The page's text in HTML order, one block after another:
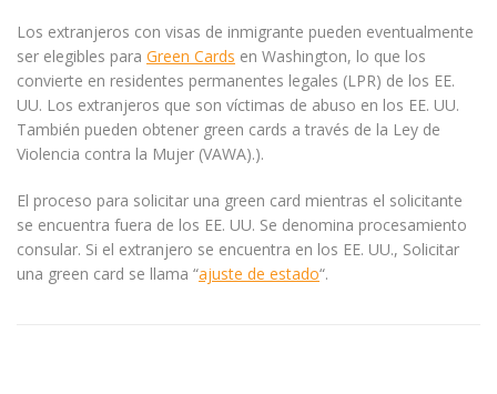
Los extranjeros con visas de inmigrante pueden eventualmente
ser elegibles para Green Cards en Washington, lo que los
convierte en residentes permanentes legales (LPR) de los EE.
UU. Los extranjeros que son víctimas de abuso en los EE. UU.
También pueden obtener green cards a través de la Ley de
Violencia contra la Mujer (VAWA).).
El proceso para solicitar una green card mientras el solicitante
se encuentra fuera de los EE. UU. Se denomina procesamiento
consular. Si el extranjero se encuentra en los EE. UU., Solicitar
una green card se llama “ajuste de estado“.